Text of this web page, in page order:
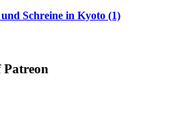
Schreine in Kyoto (1)
Patreon